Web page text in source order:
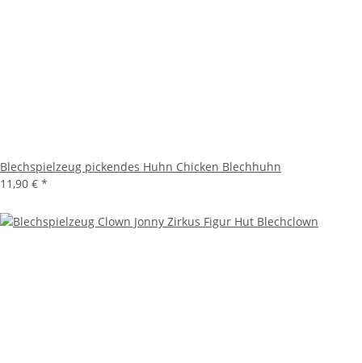
Blechspielzeug pickendes Huhn Chicken Blechhuhn
11,90 € *